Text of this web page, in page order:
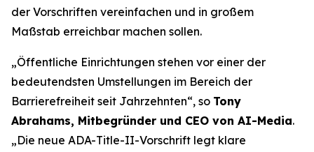
der Vorschriften vereinfachen und in großem
Maßstab erreichbar machen sollen.
„Öffentliche Einrichtungen stehen vor einer der
bedeutendsten Umstellungen im Bereich der
Barrierefreiheit seit Jahrzehnten“, so Tony
Abrahams, Mitbegründer und CEO von AI-Media.
„Die neue ADA-Title-II-Vorschrift legt klare